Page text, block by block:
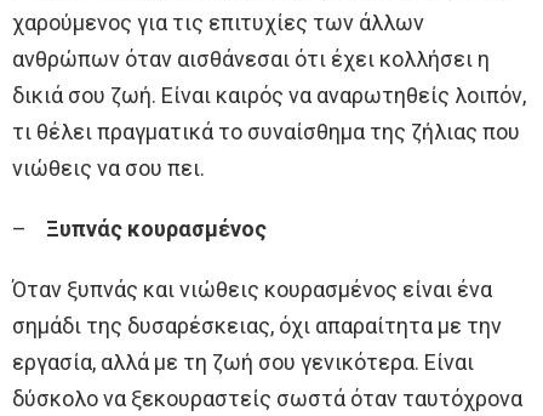
χαρούμενος για τις επιτυχίες των άλλων
ανθρώπων όταν αισθάνεσαι ότι έχει κολλήσει η
δικιά σου ζωή. Είναι καιρός να αναρωτηθείς λοιπόν,
τι θέλει πραγματικά το συναίσθημα της ζήλιας που
νιώθεις να σου πει.
– Ξυπνάς κουρασμένος
Όταν ξυπνάς και νιώθεις κουρασμένος είναι ένα
σημάδι της δυσαρέσκειας, όχι απαραίτητα με την
εργασία, αλλά με τη ζωή σου γενικότερα. Είναι
δύσκολο να ξεκουραστείς σωστά όταν ταυτόχρονα